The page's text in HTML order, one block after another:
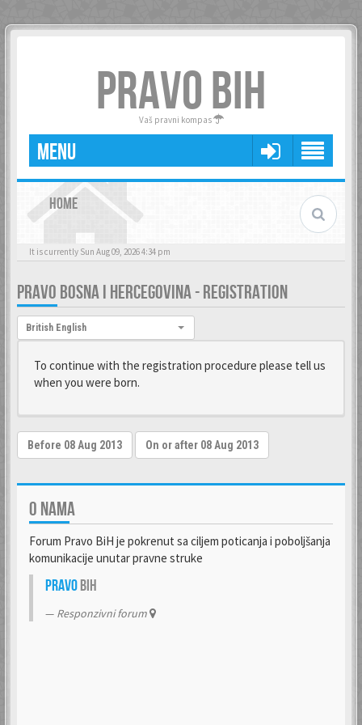
PRAVO BIH
Vaš pravni kompas
MENU
HOME
It is currently Sun Aug 09, 2026 4:34 pm
PRAVO BOSNA I HERCEGOVINA - REGISTRATION
Language:
British English
To continue with the registration procedure please tell us
when you were born.
O NAMA
Forum Pravo BiH je pokrenut sa ciljem poticanja i poboljšanja
komunikacije unutar pravne struke
PravoBiH
Responzivni forum